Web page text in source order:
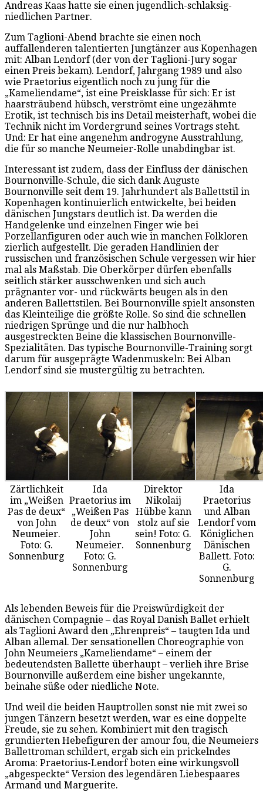
Andreas Kaas hatte sie einen jugendlich-schlaksig-
niedlichen Partner.
Zum Taglioni-Abend brachte sie einen noch
auffallenderen talentierten Jungtänzer aus Kopenhagen
mit: Alban Lendorf (der von der Taglioni-Jury sogar
einen Preis bekam). Lendorf, Jahrgang 1989 und also
wie Praetorius eigentlich noch zu jung für die
„Kameliendame“, ist eine Preisklasse für sich: Er ist
haarsträubend hübsch, verströmt eine ungezähmte
Erotik, ist technisch bis ins Detail meisterhaft, wobei die
Technik nicht im Vordergrund seines Vortrags steht.
Und: Er hat eine angenehm androgyne Ausstrahlung,
die für so manche Neumeier-Rolle unabdingbar ist.
Interessant ist zudem, dass der Einfluss der dänischen
Bournonville-Schule, die sich dank Auguste
Bournonville seit dem 19. Jahrhundert als Ballettstil in
Kopenhagen kontinuierlich entwickelte, bei beiden
dänischen Jungstars deutlich ist. Da werden die
Handgelenke und einzelnen Finger wie bei
Porzellanfiguren oder auch wie in manchen Folkloren
zierlich aufgestellt. Die geraden Handlinien der
russischen und französischen Schule vergessen wir hier
mal als Maßstab. Die Oberkörper dürfen ebenfalls
seitlich stärker ausschwenken und sich auch
prägnanter vor- und rückwärts beugen als in den
anderen Ballettstilen. Bei Bournonville spielt ansonsten
das Kleinteilige die größte Rolle. So sind die schnellen
niedrigen Sprünge und die nur halbhoch
ausgestreckten Beine die klassischen Bournonville-
Spezialitäten. Das typische Bournonville-Training sorgt
darum für ausgeprägte Wadenmuskeln: Bei Alban
Lendorf sind sie mustergültig zu betrachten.
Zärtlichkeit
im „Weißen
Pas de deux“
von John
Neumeier.
Foto: G.
Sonnenburg
Ida
Praetorius im
„Weißen Pas
de deux“ von
John
Neumeier.
Foto: G.
Sonnenburg
Direktor
Nikolaij
Hübbe kann
stolz auf sie
sein! Foto: G.
Sonnenburg
Ida
Praetorius
und Alban
Lendorf vom
Königlichen
Dänischen
Ballett. Foto:
G.
Sonnenburg
Als lebenden Beweis für die Preiswürdigkeit der
dänischen Compagnie – das Royal Danish Ballet erhielt
als Taglioni Award den „Ehrenpreis“ – taugten Ida und
Alban allemal. Der sensationellen Choreographie von
John Neumeiers „Kameliendame“ – einem der
bedeutendsten Ballette überhaupt – verlieh ihre Brise
Bournonville außerdem eine bisher ungekannte,
beinahe süße oder niedliche Note.
Und weil die beiden Hauptrollen sonst nie mit zwei so
jungen Tänzern besetzt werden, war es eine doppelte
Freude, sie zu sehen. Kombiniert mit den tragisch
grundierten Hebefiguren der amour fou, die Neumeiers
Ballettroman schildert, ergab sich ein prickelndes
Aroma: Praetorius-Lendorf boten eine wirkungsvoll
„abgespeckte“ Version des legendären Liebespaares
Armand und Marguerite.